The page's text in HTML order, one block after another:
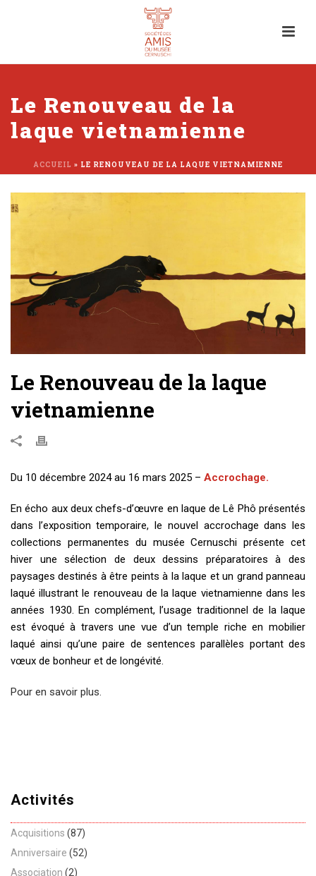
Le Renouveau de la
laque vietnamienne
ACCUEIL » LE RENOUVEAU DE LA LAQUE VIETNAMIENNE
Le Renouveau de la laque
vietnamienne
Du 10 décembre 2024 au 16 mars 2025 – Accrochage.
En écho aux deux chefs-d’œuvre en laque de Lê Phô présentés
dans l’exposition temporaire, le nouvel accrochage dans les
collections permanentes du musée Cernuschi présente cet
hiver une sélection de deux dessins préparatoires à des
paysages destinés à être peints à la laque et un grand panneau
laqué illustrant le renouveau de la laque vietnamienne dans les
années 1930. En complément, l’usage traditionnel de la laque
est évoqué à travers une vue d’un temple riche en mobilier
laqué ainsi qu’une paire de sentences parallèles portant des
vœux de bonheur et de longévité.
Pour en savoir plus.
Activités
Acquisitions (87)
Anniversaire (52)
Association (2)